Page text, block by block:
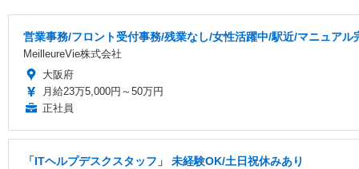
営業事務/フロント受付事務/残業なし/女性活躍中/駅近/マニュアル
MeilleureVie株式会社
大阪府
月給23万5,000円～50万円
正社員
「ITヘルプデスクスタッフ」 未経験OK/土日祝休みあり